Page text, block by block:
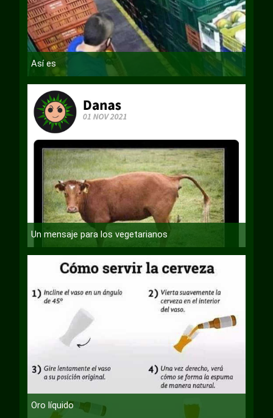
Así es
Un mensaje para los vegetarianos
Oro líquido